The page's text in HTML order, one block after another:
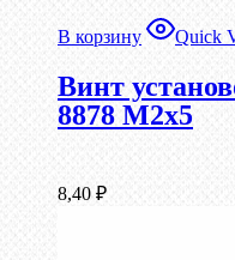
В корзину Quick
Винт
8878 M2x5
8,40 ₽